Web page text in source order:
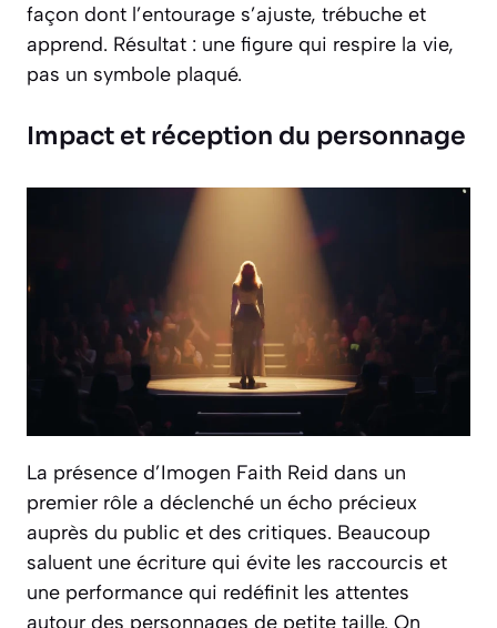
façon dont l’entourage s’ajuste, trébuche et
apprend. Résultat : une figure qui respire la vie,
pas un symbole plaqué.
Impact et réception du personnage
La présence d’Imogen Faith Reid dans un
premier rôle a déclenché un écho précieux
auprès du public et des critiques. Beaucoup
saluent une écriture qui évite les raccourcis et
une performance qui redéfinit les attentes
autour des personnages de petite taille. On